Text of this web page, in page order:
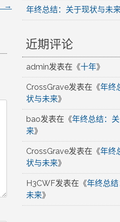
→ 年终总结：关于现状与未
近期评论
admin发表在《十年》
CrossGrave发表在《年终
状与未来》
bao发表在《年终总结：
来》
CrossGrave发表在《年终
状与未来》
H3CWF发表在《年终总
未来》